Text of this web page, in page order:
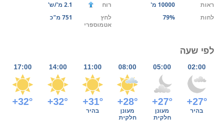
ראות
10000 מ' רוח
2.1 מ'/ש'
לחות
79%
לחץ
אטמוספרי
751 מ"כ
לפי שעה
02:00
05:00
08:00
11:00
14:00
17:00
+27°
+27°
+28°
+31°
+32°
+32°
בהיר
מעונן
חלקית
מעונן
חלקית
בהיר